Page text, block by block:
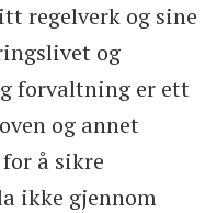
regelverk og sine
og
forvaltning er ett
og annet
å sikre
ikke gjennom